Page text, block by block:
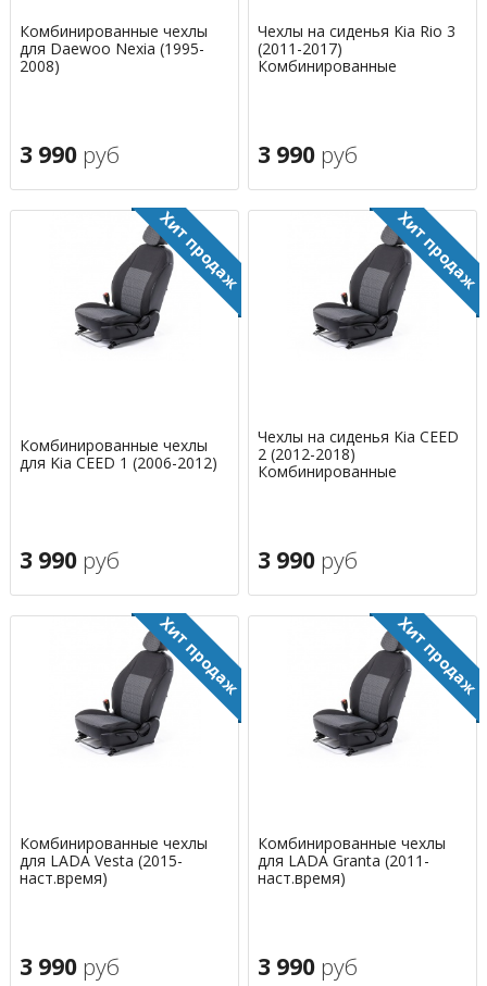
Комбинированные чехлы
для Daewoo Nexia (1995-
2008)
3 990 руб
Чехлы на сиденья Kia Rio 3
(2011-2017)
Комбинированные
3 990 руб
Комбинированные чехлы
для Kia CEED 1 (2006-2012)
3 990 руб
Чехлы на сиденья Kia CEED
2 (2012-2018)
Комбинированные
3 990 руб
Комбинированные чехлы
для LADA Vesta (2015-
наст.время)
3 990 руб
Комбинированные чехлы
для LADA Granta (2011-
наст.время)
3 990 руб